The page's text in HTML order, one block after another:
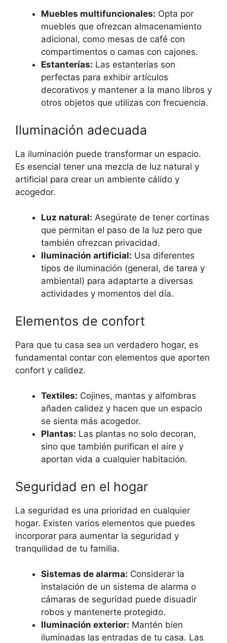
Muebles multifuncionales: Opta por
muebles que ofrezcan almacenamiento
adicional, como mesas de café con
compartimentos o camas con cajones.
Estanterías: Las estanterías son
perfectas para exhibir artículos
decorativos y mantener a la mano libros y
otros objetos que utilizas con frecuencia.
Iluminación adecuada
La iluminación puede transformar un espacio.
Es esencial tener una mezcla de luz natural y
artificial para crear un ambiente cálido y
acogedor.
Luz natural: Asegúrate de tener cortinas
que permitan el paso de la luz pero que
también ofrezcan privacidad.
Iluminación artificial: Usa diferentes
tipos de iluminación (general, de tarea y
ambiental) para adaptarte a diversas
actividades y momentos del día.
Elementos de confort
Para que tu casa sea un verdadero hogar, es
fundamental contar con elementos que aporten
confort y calidez.
Textiles: Cojines, mantas y alfombras
añaden calidez y hacen que un espacio
se sienta más acogedor.
Plantas: Las plantas no solo decoran,
sino que también purifican el aire y
aportan vida a cualquier habitación.
Seguridad en el hogar
La seguridad es una prioridad en cualquier
hogar. Existen varios elementos que puedes
incorporar para aumentar la seguridad y
tranquilidad de tu familia.
Sistemas de alarma: Considerar la
instalación de un sistema de alarma o
cámaras de seguridad puede disuadir
robos y mantenerte protegido.
Iluminación exterior: Mantén bien
iluminadas las entradas de tu casa. Las